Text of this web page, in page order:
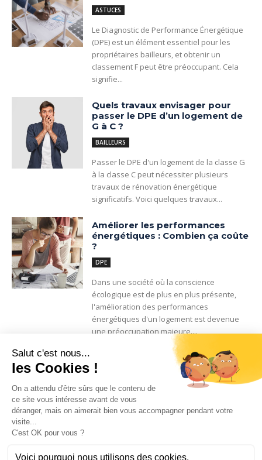
ASTUCES
Le Diagnostic de Performance Énergétique
(DPE) est un élément essentiel pour les
propriétaires bailleurs, et obtenir un
classement F peut être préoccupant. Cela
signifie...
Quels travaux envisager pour
passer le DPE d’un logement de
G à C ?
BAILLEURS
Passer le DPE d'un logement de la classe G
à la classe C peut nécessiter plusieurs
travaux de rénovation énergétique
significatifs. Voici quelques travaux...
Améliorer les performances
énergétiques : Combien ça coûte
?
DPE
Dans une société où la conscience
écologique est de plus en plus présente,
l'amélioration des performances
énergétiques d'un logement est devenue
une préoccupation majeure....
Menu
Accueil
DPE
Rénovation
Bailleurs
Astuces